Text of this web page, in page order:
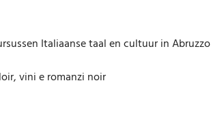
Italiaanse taal en cultuur in Abruzzo
vini e romanzi noir